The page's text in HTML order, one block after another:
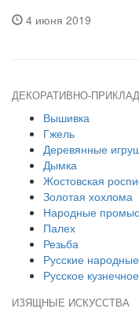
4 июня 2019
ДЕКОРАТИВНО-
Вышивка
Гжель
Деревянные
Дымка
Жостовская
Золотая хохлома
Народные
Палех
Резьба
Русские народные
Русское
ИЗЯЩНЫЕ ИСКУССТВА